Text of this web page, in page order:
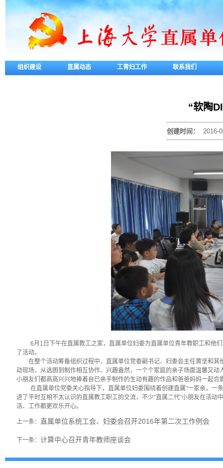
组织建设 直属动态 工青妇工作 联系我们
“软陶
创建时间： 2016-
6月 1 日下午在直属教工之家，直属单位妇委为直属单位青年教职工和
了活动。
在整个活动筹备组织过程中，直属单位党委副书记、妇委会主任黄坚和其
动现场，从选图到制作相互协作、兴趣盎然， 一个个家庭的亲子场面温馨又动
小朋友们都高高兴兴地捧着自已亲手制作的生动有趣的作品和爸爸妈妈一起合
在直属单位党委关心指导下，直属单位妇委围绕着创建直属"一家亲，
进了平时互相不太认识的直属教工职工的交流，不少"直属二代"小朋友在活
活、工作都更欢乐开心。
上一条： 直属单位系统工会、妇委会召开2016年第二次工作例会
下一条： 计算中心召开青年教师座谈会